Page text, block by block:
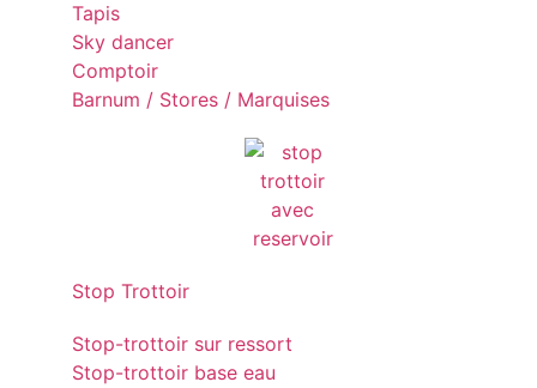
Tapis
Sky dancer
Comptoir
Barnum / Stores / Marquises
Stop Trottoir
Stop-trottoir sur ressort
Stop-trottoir base eau